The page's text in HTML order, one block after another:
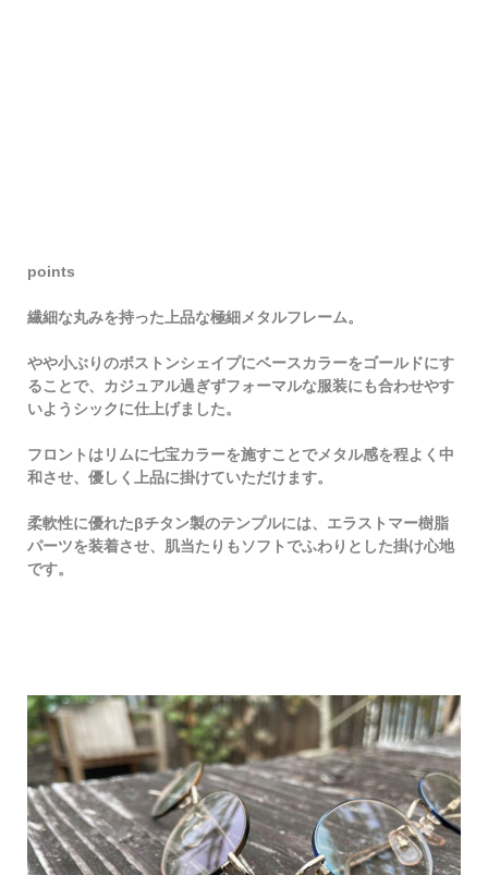
points
繊細な丸みを持った上品な極細メタルフレーム。
やや小ぶりのボストンシェイプにベースカラーをゴールドにす
ることで、カジュアル過ぎずフォーマルな服装にも合わせやす
いようシックに仕上げました。
フロントはリムに七宝カラーを施すことでメタル感を程よく中
和させ、優しく上品に掛けていただけます。
柔軟性に優れたβチタン製のテンプルには、エラストマー樹脂
パーツを装着させ、肌当たりもソフトでふわりとした掛け心地
です。